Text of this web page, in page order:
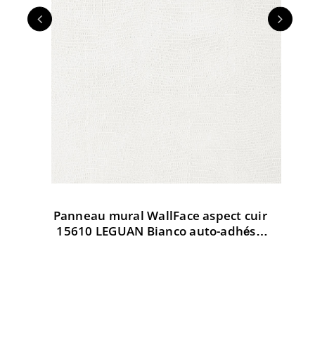
Panneau mural WallFace aspect cuir
15610 LEGUAN Bianco auto-adhésif